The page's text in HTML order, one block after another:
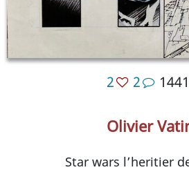
2 2 1441
Olivier
Star wars l’heritier